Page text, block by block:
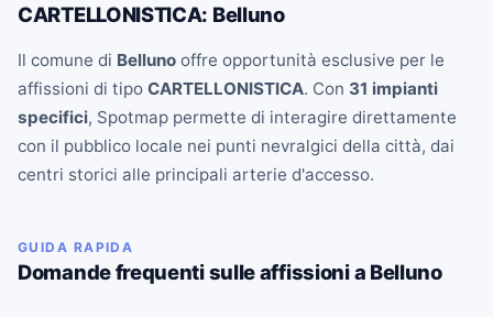
CARTELLONISTICA: Belluno
Il comune di Belluno offre opportunità esclusive per le
affissioni di tipo CARTELLONISTICA. Con 31 impianti
specifici, Spotmap permette di interagire direttamente
con il pubblico locale nei punti nevralgici della città, dai
centri storici alle principali arterie d'accesso.
GUIDA RAPIDA
Domande frequenti sulle affissioni a Belluno